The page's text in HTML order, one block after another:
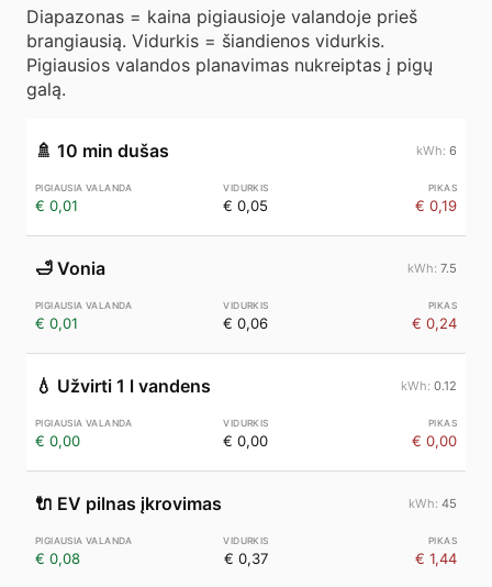
Diapazonas = kaina pigiausioje valandoje prieš
brangiausią. Vidurkis = šiandienos vidurkis.
Pigiausios valandos planavimas nukreiptas į pigų
galą.
🚿 10 min dušas 6
€ 0,01 € 0,05 € 0,19
🛁 Vonia 7.5
€ 0,01 € 0,06 € 0,24
💧 Užvirti 1 l vandens 0.12
€ 0,00 € 0,00 € 0,00
🔌 EV pilnas įkrovimas 45
€ 0,08 € 0,37 € 1,44